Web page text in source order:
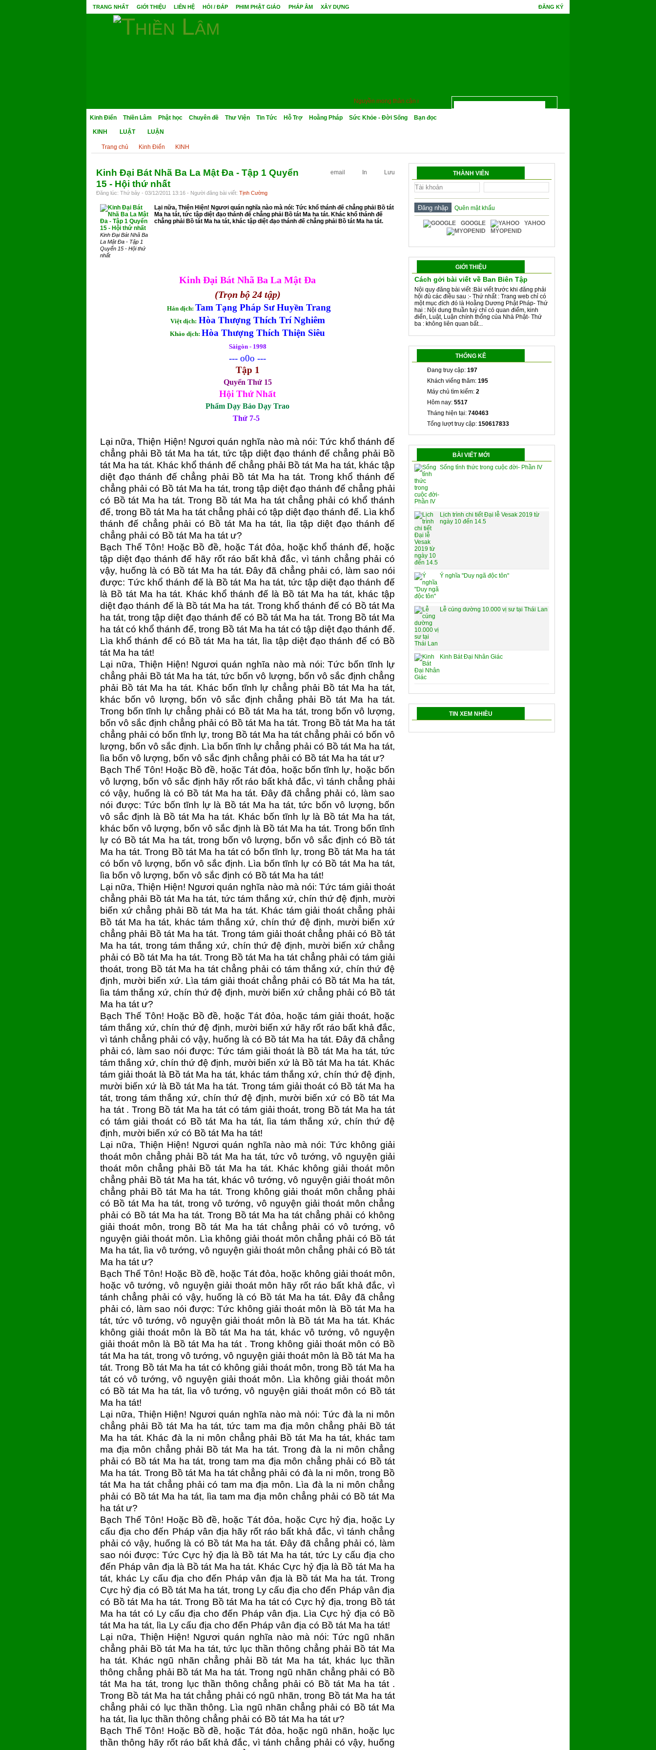
TRANG NHẤT GIỚI THIỆU LIÊN HỆ HỎI / ĐÁP PHIM PHẬT GIÁO PHÁP ÂM XÂY DỰNG ĐĂNG KÝ
Nguyền mong thân cận minh sư, quả Bồ Đề một đêm mà chín. Phúc gặp tình cờ tri thức, hoa Ưu Đàm mấy kiếp đâm
Kinh Điển
KINH LUẬT LUẬN
Thiền Lâm Phật học Chuyên đề Thư Viện Tin Tức Hỗ Trợ Hoằng Pháp Sức Khỏe - Đời Sống Bạn đọc
Trang chủ Kinh Điển KINH
email In Lưu
Kinh Đại Bát Nhã Ba La Mật Đa - Tập 1 Quyển
15 - Hội thứ nhất
Đăng lúc: Thứ bảy - 03/12/2011 13:16 - Người đăng bài viết: Tịnh Cường
Kinh Đại Bát Nhã Ba
La Mật Đa - Tập 1
Quyển 15 - Hội thứ
nhất
Lại nữa, Thiện Hiện! Ngươi quán nghĩa nào mà nói: Tức khổ thánh đế chẳng phải Bồ tát
Ma ha tát, tức tập diệt đạo thánh đế chẳng phải Bồ tát Ma ha tát. Khác khổ thánh đế
chẳng phải Bồ tát Ma ha tát, khác tập diệt đạo thánh đế chẳng phải Bồ tát Ma ha tát.
Kinh Đại Bát Nhã Ba La Mật Đa
(Trọn bộ 24 tập)
Hán dịch: Tam Tạng Pháp Sư Huyền Trang
Việt dịch: Hòa Thượng Thích Trí Nghiêm
Khảo dịch: Hòa Thượng Thích Thiện Siêu
Sàigòn - 1998
--- o0o ---
Tập 1
Quyển Thứ 15
Hội Thứ Nhất
Phẩm Dạy Bảo Dạy Trao
Thứ 7-5
Lại nữa, Thiện Hiện! Ngươi quán nghĩa nào mà nói: Tức khổ thánh đế
chẳng phải Bồ tát Ma ha tát, tức tập diệt đạo thánh đế chẳng phải Bồ
tát Ma ha tát. Khác khổ thánh đế chẳng phải Bồ tát Ma ha tát, khác tập
diệt đạo thánh đế chẳng phải Bồ tát Ma ha tát. Trong khổ thánh đế
chẳng phải có Bồ tát Ma ha tát, trong tập diệt đạo thánh đế chẳng phải
có Bồ tát Ma ha tát. Trong Bồ tát Ma ha tát chẳng phải có khổ thánh
đế, trong Bồ tát Ma ha tát chẳng phải có tập diệt đạo thánh đế. Lìa khổ
thánh đế chẳng phải có Bồ tát Ma ha tát, lìa tập diệt đạo thánh đế
chẳng phải có Bồ tát Ma ha tát ư?
Bạch Thế Tôn! Hoặc Bồ đề, hoặc Tát đỏa, hoặc khổ thánh đế, hoặc
tập diệt đạo thánh đế hãy rốt ráo bất khả đắc, vì tánh chẳng phải có
vậy, huống là có Bồ tát Ma ha tát. Đây đã chẳng phải có, làm sao nói
được: Tức khổ thánh đế là Bồ tát Ma ha tát, tức tập diệt đạo thánh đế
là Bồ tát Ma ha tát. Khác khổ thánh đế là Bồ tát Ma ha tát, khác tập
diệt đạo thánh đế là Bồ tát Ma ha tát. Trong khổ thánh đế có Bồ tát Ma
ha tát, trong tập diệt đạo thánh đế có Bồ tát Ma ha tát. Trong Bồ tát Ma
ha tát có khổ thánh đế, trong Bồ tát Ma ha tát có tập diệt đạo thánh đế.
Lìa khổ thánh đế có Bồ tát Ma ha tát, lìa tập diệt đạo thánh đế có Bồ
tát Ma ha tát!
Lại nữa, Thiện Hiện! Ngươi quán nghĩa nào mà nói: Tức bốn tĩnh lự
chẳng phải Bồ tát Ma ha tát, tức bốn vô lượng, bốn vô sắc định chẳng
phải Bồ tát Ma ha tát. Khác bốn tĩnh lự chẳng phải Bồ tát Ma ha tát,
khác bốn vô lượng, bốn vô sắc định chẳng phải Bồ tát Ma ha tát.
Trong bốn tĩnh lự chẳng phải có Bồ tát Ma ha tát, trong bốn vô lượng,
bốn vô sắc định chẳng phải có Bồ tát Ma ha tát. Trong Bồ tát Ma ha tát
chẳng phải có bốn tĩnh lự, trong Bồ tát Ma ha tát chẳng phải có bốn vô
lượng, bốn vô sắc định. Lìa bốn tĩnh lự chẳng phải có Bồ tát Ma ha tát,
lìa bốn vô lượng, bốn vô sắc định chẳng phải có Bồ tát Ma ha tát ư?
Bạch Thế Tôn! Hoặc Bồ đề, hoặc Tát đỏa, hoặc bốn tĩnh lự, hoặc bốn
vô lượng, bốn vô sắc định hãy rốt ráo bất khả đắc, vì tánh chẳng phải
có vậy, huống là có Bồ tát Ma ha tát. Đây đã chẳng phải có, làm sao
nói được: Tức bốn tĩnh lự là Bồ tát Ma ha tát, tức bốn vô lượng, bốn
vô sắc định là Bồ tát Ma ha tát. Khác bốn tĩnh lự là Bồ tát Ma ha tát,
khác bốn vô lượng, bốn vô sắc định là Bồ tát Ma ha tát. Trong bốn tĩnh
lự có Bồ tát Ma ha tát, trong bốn vô lượng, bốn vô sắc định có Bồ tát
Ma ha tát. Trong Bồ tát Ma ha tát có bốn tĩnh lự, trong Bồ tát Ma ha tát
có bốn vô lượng, bốn vô sắc định. Lìa bốn tĩnh lự có Bồ tát Ma ha tát,
lìa bốn vô lượng, bốn vô sắc định có Bồ tát Ma ha tát!
Lại nữa, Thiện Hiện! Ngươi quán nghĩa nào mà nói: Tức tám giải thoát
chẳng phải Bồ tát Ma ha tát, tức tám thắng xứ, chín thứ đệ định, mười
biến xứ chẳng phải Bồ tát Ma ha tát. Khác tám giải thoát chẳng phải
Bồ tát Ma ha tát, khác tám thắng xứ, chín thứ đệ định, mười biến xứ
chẳng phải Bồ tát Ma ha tát. Trong tám giải thoát chẳng phải có Bồ tát
Ma ha tát, trong tám thắng xứ, chín thứ đệ định, mười biến xứ chẳng
phải có Bồ tát Ma ha tát. Trong Bồ tát Ma ha tát chẳng phải có tám giải
thoát, trong Bồ tát Ma ha tát chẳng phải có tám thắng xứ, chín thứ đệ
định, mười biến xứ. Lìa tám giải thoát chẳng phải có Bồ tát Ma ha tát,
lìa tám thắng xứ, chín thứ đệ định, mười biến xứ chẳng phải có Bồ tát
Ma ha tát ư?
Bạch Thế Tôn! Hoặc Bồ đề, hoặc Tát đỏa, hoặc tám giải thoát, hoặc
tám thắng xứ, chín thứ đệ định, mười biến xứ hãy rốt ráo bất khả đắc,
vì tánh chẳng phải có vậy, huống là có Bồ tát Ma ha tát. Đây đã chẳng
phải có, làm sao nói được: Tức tám giải thoát là Bồ tát Ma ha tát, tức
tám thắng xứ, chín thứ đệ định, mười biến xứ là Bồ tát Ma ha tát. Khác
tám giải thoát là Bồ tát Ma ha tát, khác tám thắng xứ, chín thứ đệ định,
mười biến xứ là Bồ tát Ma ha tát. Trong tám giải thoát có Bồ tát Ma ha
tát, trong tám thắng xứ, chín thứ đệ định, mười biến xứ có Bồ tát Ma
ha tát . Trong Bồ tát Ma ha tát có tám giải thoát, trong Bồ tát Ma ha tát
có tám giải thoát có Bồ tát Ma ha tát, lìa tám thắng xứ, chín thứ đệ
định, mười biến xứ có Bồ tát Ma ha tát!
Lại nữa, Thiện Hiện! Ngươi quán nghĩa nào mà nói: Tức không giải
thoát môn chẳng phải Bồ tát Ma ha tát, tức vô tướng, vô nguyện giải
thoát môn chẳng phải Bồ tát Ma ha tát. Khác không giải thoát môn
chẳng phải Bồ tát Ma ha tát, khác vô tướng, vô nguyện giải thoát môn
chẳng phải Bồ tát Ma ha tát. Trong không giải thoát môn chẳng phải
có Bồ tát Ma ha tát, trong vô tướng, vô nguyện giải thoát môn chẳng
phải có Bồ tát Ma ha tát. Trong Bồ tát Ma ha tát chẳng phải có không
giải thoát môn, trong Bồ tát Ma ha tát chẳng phải có vô tướng, vô
nguyện giải thoát môn. Lìa không giải thoát môn chẳng phải có Bồ tát
Ma ha tát, lìa vô tướng, vô nguyện giải thoát môn chẳng phải có Bồ tát
Ma ha tát ư?
Bạch Thế Tôn! Hoặc Bồ đề, hoặc Tát đỏa, hoặc không giải thoát môn,
hoặc vô tướng, vô nguyện giải thoát môn hãy rốt ráo bất khả đắc, vì
tánh chẳng phải có vậy, huống là có Bồ tát Ma ha tát. Đây đã chẳng
phải có, làm sao nói được: Tức không giải thoát môn là Bồ tát Ma ha
tát, tức vô tướng, vô nguyện giải thoát môn là Bồ tát Ma ha tát. Khác
không giải thoát môn là Bồ tát Ma ha tát, khác vô tướng, vô nguyện
giải thoát môn là Bồ tát Ma ha tát . Trong không giải thoát môn có Bồ
tát Ma ha tát, trong vô tướng, vô nguyện giải thoát môn là Bồ tát Ma ha
tát. Trong Bồ tát Ma ha tát có không giải thoát môn, trong Bồ tát Ma ha
tát có vô tướng, vô nguyện giải thoát môn. Lìa không giải thoát môn
có Bồ tát Ma ha tát, lìa vô tướng, vô nguyện giải thoát môn có Bồ tát
Ma ha tát!
Lại nữa, Thiện Hiện! Ngươi quán nghĩa nào mà nói: Tức đà la ni môn
chẳng phải Bồ tát Ma ha tát, tức tam ma địa môn chẳng phải Bồ tát
Ma ha tát. Khác đà la ni môn chẳng phải Bồ tát Ma ha tát, khác tam
ma địa môn chẳng phải Bồ tát Ma ha tát. Trong đà la ni môn chẳng
phải có Bồ tát Ma ha tát, trong tam ma địa môn chẳng phải có Bồ tát
Ma ha tát. Trong Bồ tát Ma ha tát chẳng phải có đà la ni môn, trong Bồ
tát Ma ha tát chẳng phải có tam ma địa môn. Lìa đà la ni môn chẳng
phải có Bồ tát Ma ha tát, lìa tam ma địa môn chẳng phải có Bồ tát Ma
ha tát ư?
Bạch Thế Tôn! Hoặc Bồ đề, hoặc Tát đỏa, hoặc Cực hỷ địa, hoặc Ly
cấu địa cho đến Pháp vân địa hãy rốt ráo bất khả đắc, vì tánh chẳng
phải có vậy, huống là có Bồ tát Ma ha tát. Đây đã chẳng phải có, làm
sao nói được: Tức Cực hỷ địa là Bồ tát Ma ha tát, tức Ly cấu địa cho
đến Pháp vân địa là Bồ tát Ma ha tát. Khác Cực hỷ địa là Bồ tát Ma ha
tát, khác Ly cấu địa cho đến Pháp vân địa là Bồ tát Ma ha tát. Trong
Cực hỷ địa có Bồ tát Ma ha tát, trong Ly cấu địa cho đến Pháp vân địa
có Bồ tát Ma ha tát. Trong Bồ tát Ma ha tát có Cực hỷ địa, trong Bồ tát
Ma ha tát có Ly cấu địa cho đến Pháp vân địa. Lìa Cực hỷ địa có Bồ
tát Ma ha tát, lìa Ly cấu địa cho đến Pháp vân địa có Bồ tát Ma ha tát!
Lại nữa, Thiện Hiện! Ngươi quán nghĩa nào mà nói: Tức ngũ nhãn
chẳng phải Bồ tát Ma ha tát, tức lục thần thông chẳng phải Bồ tát Ma
ha tát. Khác ngũ nhãn chẳng phải Bồ tát Ma ha tát, khác lục thần
thông chẳng phải Bồ tát Ma ha tát. Trong ngũ nhãn chẳng phải có Bồ
tát Ma ha tát, trong lục thần thông chẳng phải có Bồ tát Ma ha tát .
Trong Bồ tát Ma ha tát chẳng phải có ngũ nhãn, trong Bồ tát Ma ha tát
chẳng phải có lục thần thông. Lìa ngũ nhãn chẳng phải có Bồ tát Ma
ha tát, lìa lục thần thông chẳng phải có Bồ tát Ma ha tát ư?
Bạch Thế Tôn! Hoặc Bồ đề, hoặc Tát đỏa, hoặc ngũ nhãn, hoặc lục
thần thông hãy rốt ráo bất khả đắc, vì tánh chẳng phải có vậy, huống
THÀNH VIÊN
Quên mật khẩu
GOOGLE
YAHOO
MYOPENID
GIỚI THIỆU
Cách gởi bài viết về Ban Biên Tập
Nội quy đăng bài viết :Bài viết trước khi đăng phải
hội đủ các điều sau :- Thứ nhất : Trang web chỉ có
một mục đích đó là Hoằng Dương Phật Pháp- Thứ
hai : Nội dung thuần tuý chỉ có quan điểm, kinh
điển, Luật, Luận chính thống của Nhà Phật- Thứ
ba : không liên quan bất...
THỐNG KÊ
Đang truy cập: 197
Khách viếng thăm: 195
Máy chủ tìm kiếm: 2
Hôm nay: 5517
Tháng hiện tại: 740463
Tổng lượt truy cập: 150617833
BÀI VIẾT MỚI
Sống tỉnh thức trong cuộc đời- Phần IV
Lịch trình chi tiết Đại lễ Vesak 2019 từ
ngày 10 đến 14.5
Ý nghĩa "Duy ngã độc tôn"
Lễ cúng dường 10.000 vị sư tại Thái Lan
Kinh Bát Đại Nhân Giác
TIN XEM NHIỀU